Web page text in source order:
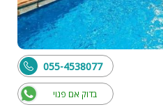
בדוק אם פנוי
055-4538077